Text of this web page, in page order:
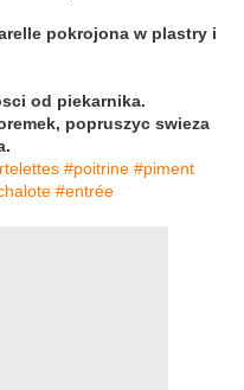
pokrojona w plastry i
od piekarnika.
popruszyc swieza
#poitrine #piment
#entrée